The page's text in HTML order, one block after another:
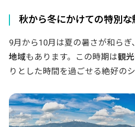
国
スペイン観光で知っておき
観光スポットの事前予
交通手段とアクセス
実際のお客様体験談：スペ
秋から冬にかけての特別な
9月から10月は夏の暑さが和らぎ、
地域もあります。この時期は観
りとした時間を過ごせる絶好のシ